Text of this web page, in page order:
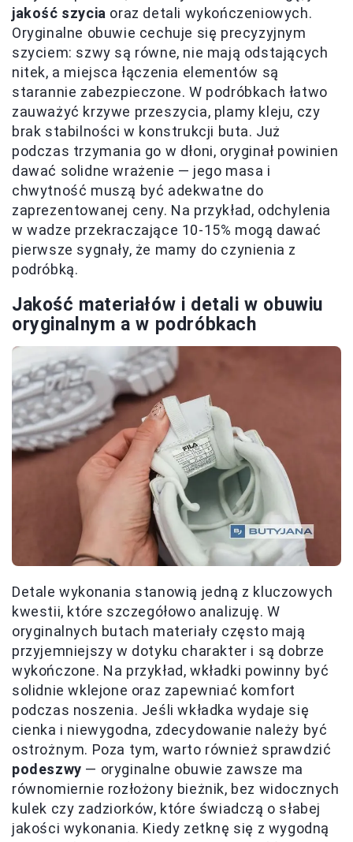
jakość szycia oraz detali wykończeniowych.
Oryginalne obuwie cechuje się precyzyjnym
szyciem: szwy są równe, nie mają odstających
nitek, a miejsca łączenia elementów są
starannie zabezpieczone. W podróbkach łatwo
zauważyć krzywe przeszycia, plamy kleju, czy
brak stabilności w konstrukcji buta. Już
podczas trzymania go w dłoni, oryginał powinien
dawać solidne wrażenie — jego masa i
chwytność muszą być adekwatne do
zaprezentowanej ceny. Na przykład, odchylenia
w wadze przekraczające 10-15% mogą dawać
pierwsze sygnały, że mamy do czynienia z
podróbką.
Jakość materiałów i detali w obuwiu
oryginalnym a w podróbkach
Detale wykonania stanowią jedną z kluczowych
kwestii, które szczegółowo analizuję. W
oryginalnych butach materiały często mają
przyjemniejszy w dotyku charakter i są dobrze
wykończone. Na przykład, wkładki powinny być
solidnie wklejone oraz zapewniać komfort
podczas noszenia. Jeśli wkładka wydaje się
cienka i niewygodna, zdecydowanie należy być
ostrożnym. Poza tym, warto również sprawdzić
podeszwy — oryginalne obuwie zawsze ma
równomiernie rozłożony bieżnik, bez widocznych
kulek czy zadziorków, które świadczą o słabej
jakości wykonania. Kiedy zetknę się z wygodną